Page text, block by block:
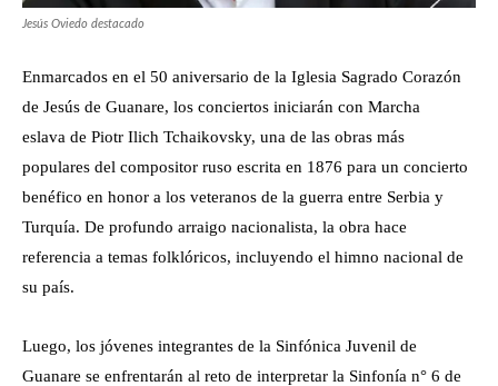
Jesús Oviedo destacado
Enmarcados en el 50 aniversario de la Iglesia Sagrado Corazón
de Jesús de Guanare, los conciertos iniciarán con Marcha
eslava de Piotr Ilich Tchaikovsky, una de las obras más
populares del compositor ruso escrita en 1876 para un concierto
benéfico en honor a los veteranos de la guerra entre Serbia y
Turquía. De profundo arraigo nacionalista, la obra hace
referencia a temas folklóricos, incluyendo el himno nacional de
su país.
Luego, los jóvenes integrantes de la Sinfónica Juvenil de
Guanare se enfrentarán al reto de interpretar la Sinfonía n° 6 de